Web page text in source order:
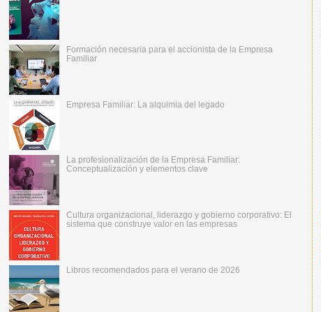
Formación necesaria para el accionista de la Empresa
Familiar
Empresa Familiar: La alquimia del legado
La profesionalización de la Empresa Familiar:
Conceptualización y elementos clave
Cultura organizacional, liderazgo y gobierno corporativo: El
sistema que construye valor en las empresas
Libros recomendados para el verano de 2026